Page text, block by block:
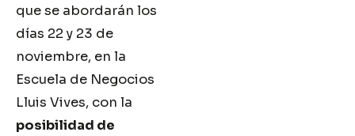
que se abordarán los
días 22 y 23 de
noviembre, en la
Escuela de Negocios
Lluis Vives, con la
posibilidad de